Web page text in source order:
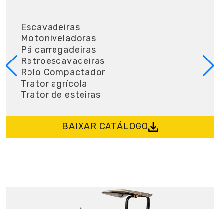
Escavadeiras
Motoniveladoras
Pá carregadeiras
Retroescavadeiras
Rolo Compactador
Trator agrícola
Trator de esteiras
BAIXAR CATÁLOGO